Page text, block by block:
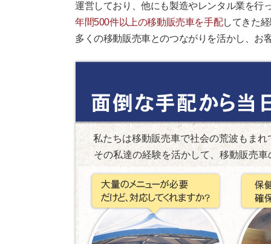
運営しており、他にも製造やレンタル業を行
年間500件以上の移動販売車を手配してきた
多くの移動販売車とのつながりを活かし、お
私たちは移動販売車で社会の荒波もま
その私達の経験を活かして、移動販売